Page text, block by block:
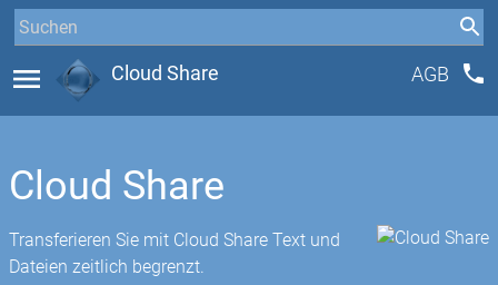
menu Cloud Share AGB phone
Cloud Share
Transferieren Sie mit Cloud Share Text und
Dateien zeitlich begrenzt.